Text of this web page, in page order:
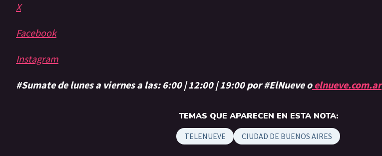
X
Facebook
Instagram
#Sumate de lunes a viernes a las: 6:00 | 12:00 | 19:00 por #ElNueve o elnueve.com.ar
TEMAS QUE APARECEN EN ESTA NOTA:
TELENUEVE CIUDAD DE BUENOS AIRES